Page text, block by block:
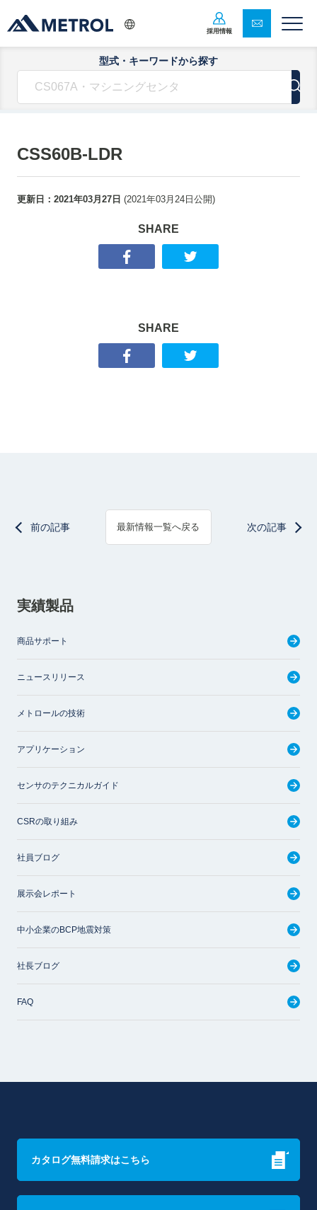
採用情報
型式・キーワードから探す
CSS60B-LDR
更新日： 2021年03月27日 (2021年03月24日 公開)
SHARE
SHARE
前の記事 最新情報一覧へ戻る 次の記事
実績製品
商品サポート
ニュースリリース
メトロールの技術
アプリケーション
センサのテクニカルガイド
CSRの取り組み
社員ブログ
展示会レポート
中小企業のBCP地震対策
社長ブログ
FAQ
カタログ無料請求はこちら